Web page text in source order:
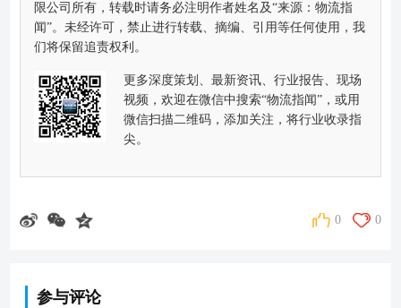
限公司所有，转载时请务必注明作者姓名及“来源：物流指
闻”。未经许可，禁止进行转载、摘编、引用等任何使用，我
们将保留追责权利。
更多深度策划、最新资讯、行业报告、现场
视频，欢迎在微信中搜索“物流指闻”，或用
微信扫描二维码，添加关注，将行业收录指
尖。
0 0
参与评论